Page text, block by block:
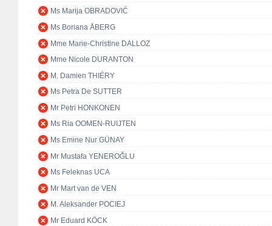
Ms Marija OBRADOVIĆ
Ms Boriana ÅBERG
Mme Marie-Christine DALLOZ
Mme Nicole DURANTON
M. Damien THIÉRY
Ms Petra De SUTTER
Mr Petri HONKONEN
Ms Ria OOMEN-RUIJTEN
Ms Emine Nur GÜNAY
Mr Mustafa YENEROĞLU
Ms Feleknas UCA
Mr Mart van de VEN
M. Aleksander POCIEJ
Mr Eduard KÖCK